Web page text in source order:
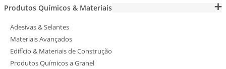
Produtos Químicos & Materiais
Adesivas & Selantes
Materiais Avançados
Edifício & Materiais de Construção
Produtos Químicos a Granel